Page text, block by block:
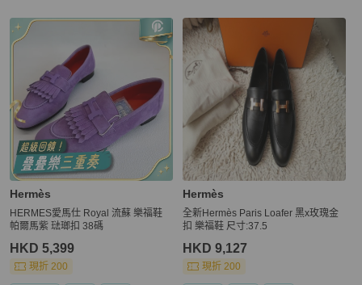
Hermès
HERMES愛馬仕 Royal 流蘇 樂福鞋
帕爾馬紫 琺瑯扣 38碼
HKD 5,399
現折 200
Hermès
全新Hermès Paris Loafer 黑x玫瑰金
扣 樂福鞋 尺寸:37.5
HKD 9,127
現折 200